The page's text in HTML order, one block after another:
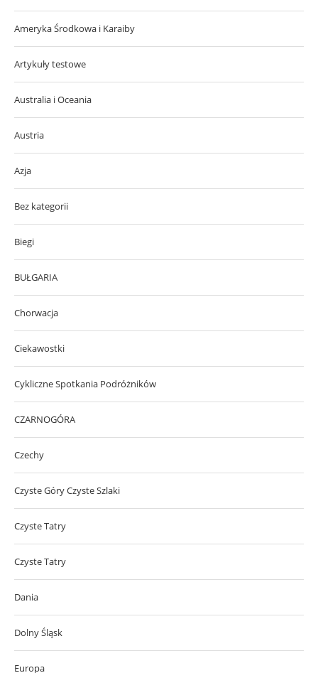
Ameryka Środkowa i Karaiby
Artykuły testowe
Australia i Oceania
Austria
Azja
Bez kategorii
Biegi
BUŁGARIA
Chorwacja
Ciekawostki
Cykliczne Spotkania Podróżników
CZARNOGÓRA
Czechy
Czyste Góry Czyste Szlaki
Czyste Tatry
Czyste Tatry
Dania
Dolny Śląsk
Europa